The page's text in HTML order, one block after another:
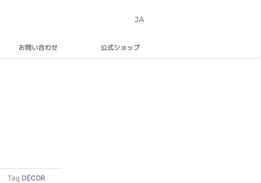
JA
お問い合わせ 公式ショップ
Tag DÉCOR